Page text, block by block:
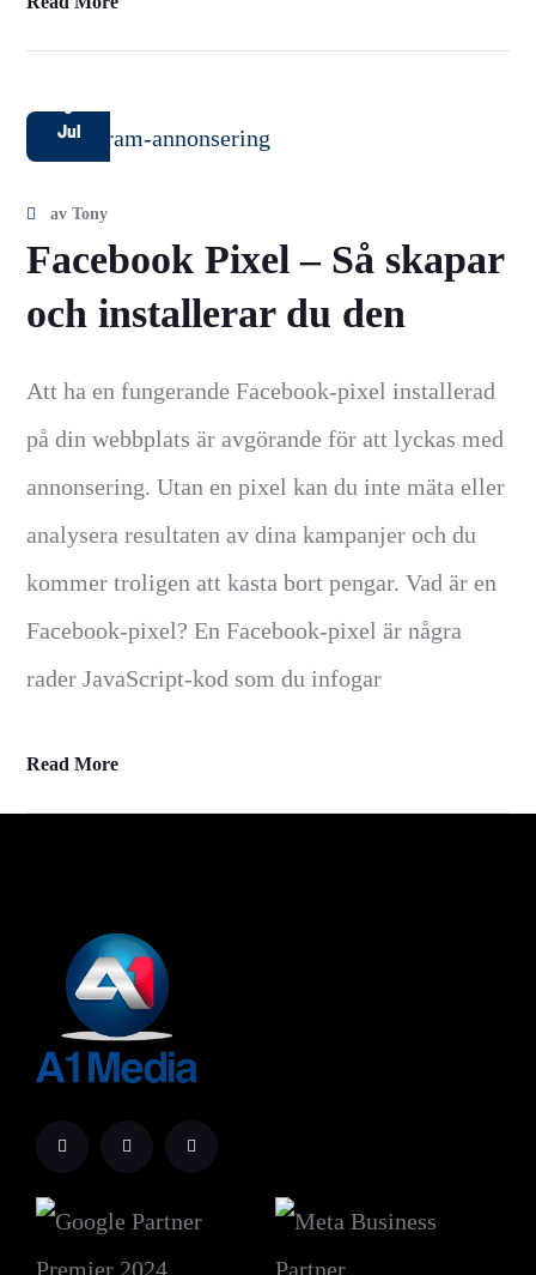
5
Jul
avTony
Facebook Pixel – Så skapar
och installerar du den
Att ha en fungerande Facebook-pixel installerad
på din webbplats är avgörande för att lyckas med
annonsering. Utan en pixel kan du inte mäta eller
analysera resultaten av dina kampanjer och du
kommer troligen att kasta bort pengar. Vad är en
Facebook-pixel? En Facebook-pixel är några
rader JavaScript-kod som du infogar
Read More